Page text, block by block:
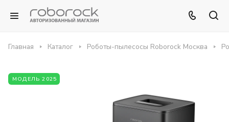
Главная Каталог Роботы-пылесосы Roborock Москва
МОДЕЛЬ 2025